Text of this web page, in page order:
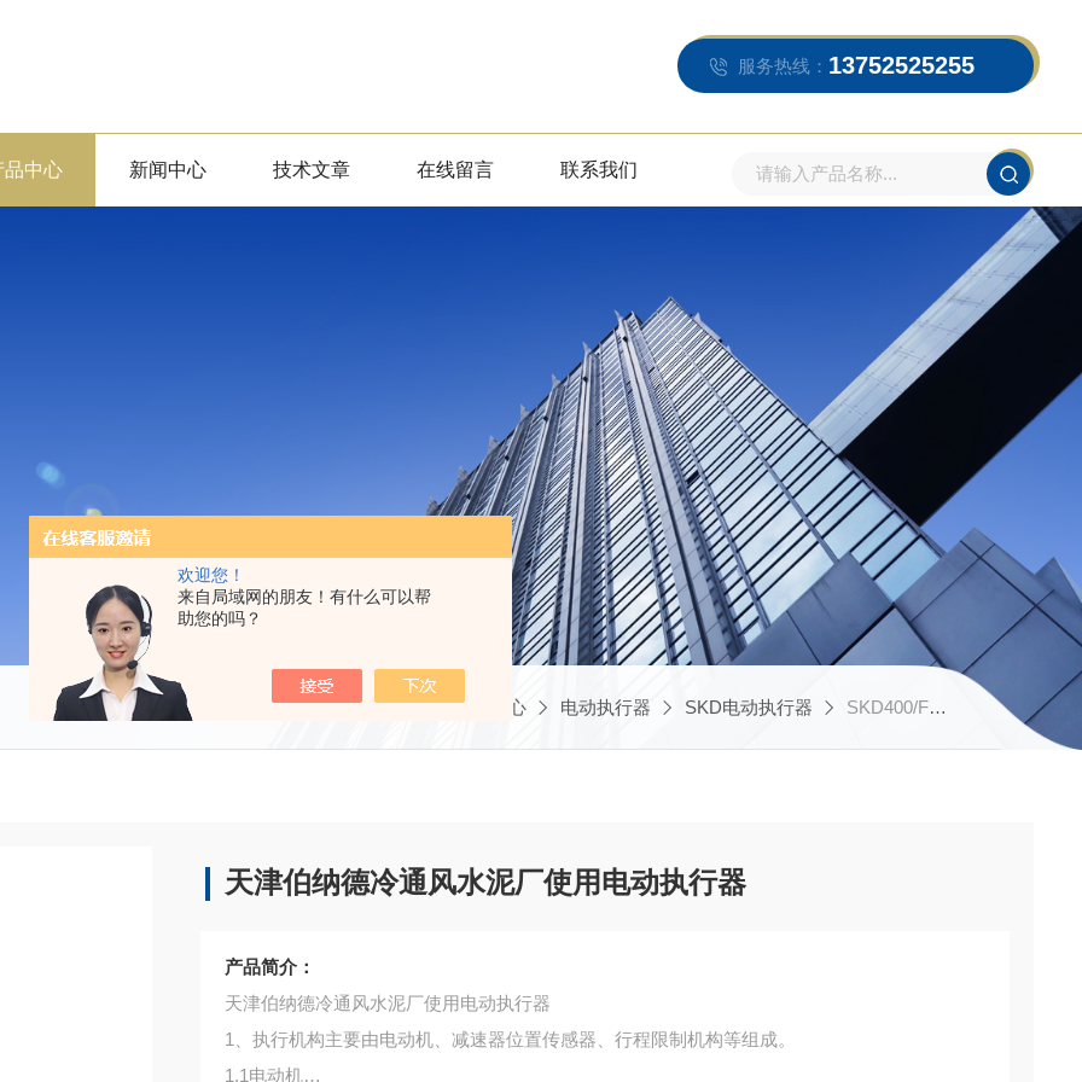
欢迎您！
来自局域网的朋友！有什么可以帮
助您的吗？
服务热线： 13752525255
品中心 新闻中心 技术文章 在线留言 联系我们
当前位置：首页 产品中心 电动执行器 SKD电动执行器 SKD400/FYT天津伯纳德冷通风水泥厂使用电动执行器
天津伯纳德冷通风水泥厂使用电动执行器
产品简介：
天津伯纳德冷通风水泥厂使用电动执行器
1、执行机构主要由电动机、减速器位置传感器、行程限制机构等组成。
1.1电动机